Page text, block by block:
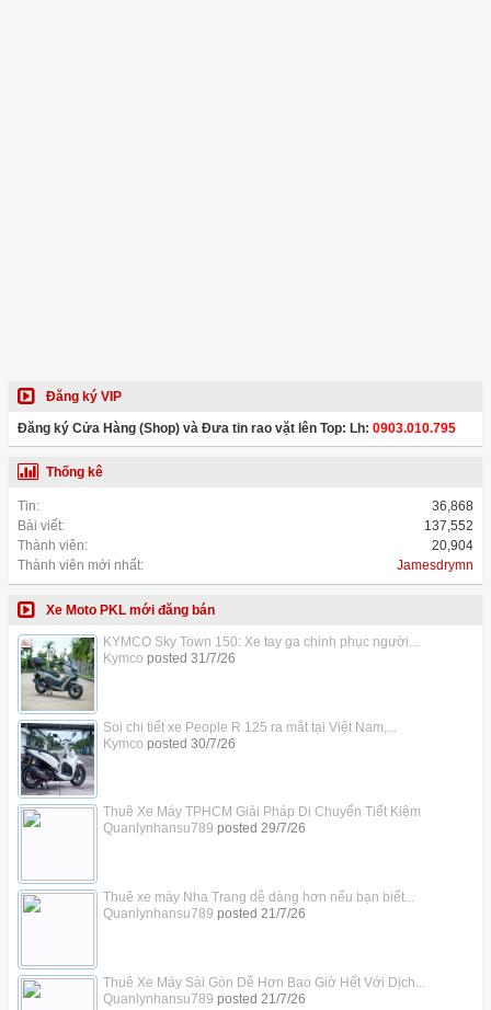
Đăng ký VIP
Đăng ký Cửa Hàng (Shop) và Đưa tin rao vặt lên Top: Lh: 0903.010.795
Thống kê
Tin:
36,868
Bài viết:
137,552
Thành viên:
20,904
Thành viên mới nhất:
Jamesdrymn
Xe Moto PKL mới đăng bán
KYMCO Sky Town 150: Xe tay ga chinh phục người...
Kymco posted 31/7/26
Soi chi tiết xe People R 125 ra mắt tại Việt Nam,...
Kymco posted 30/7/26
Thuê Xe Máy TPHCM Giải Pháp Di Chuyển Tiết Kiệm
Quanlynhansu789 posted 29/7/26
Thuê xe máy Nha Trang dễ dàng hơn nếu bạn biết...
Quanlynhansu789 posted 21/7/26
Thuê Xe Máy Sài Gòn Dễ Hơn Bao Giờ Hết Với Dịch...
Quanlynhansu789 posted 21/7/26